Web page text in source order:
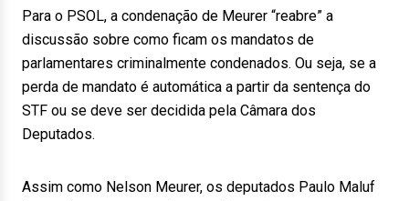
Para o PSOL, a condenação de Meurer “reabre” a
discussão sobre como ficam os mandatos de
parlamentares criminalmente condenados. Ou seja, se a
perda de mandato é automática a partir da sentença do
STF ou se deve ser decidida pela Câmara dos
Deputados.
Assim como Nelson Meurer, os deputados Paulo Maluf